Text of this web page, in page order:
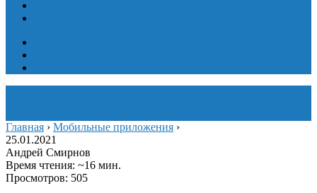
Главная › Мобильные приложения ›
25.01.2021
Андрей Смирнов
Время чтения: ~16 мин.
Просмотров: 505